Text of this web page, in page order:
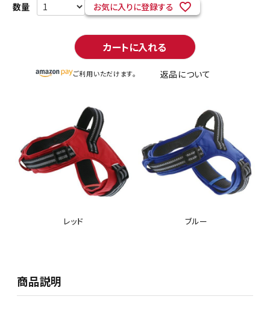
お気に入りに登録する
カートに入れる
ご利用いただけます。 返品について
レッド ブルー
商品説明